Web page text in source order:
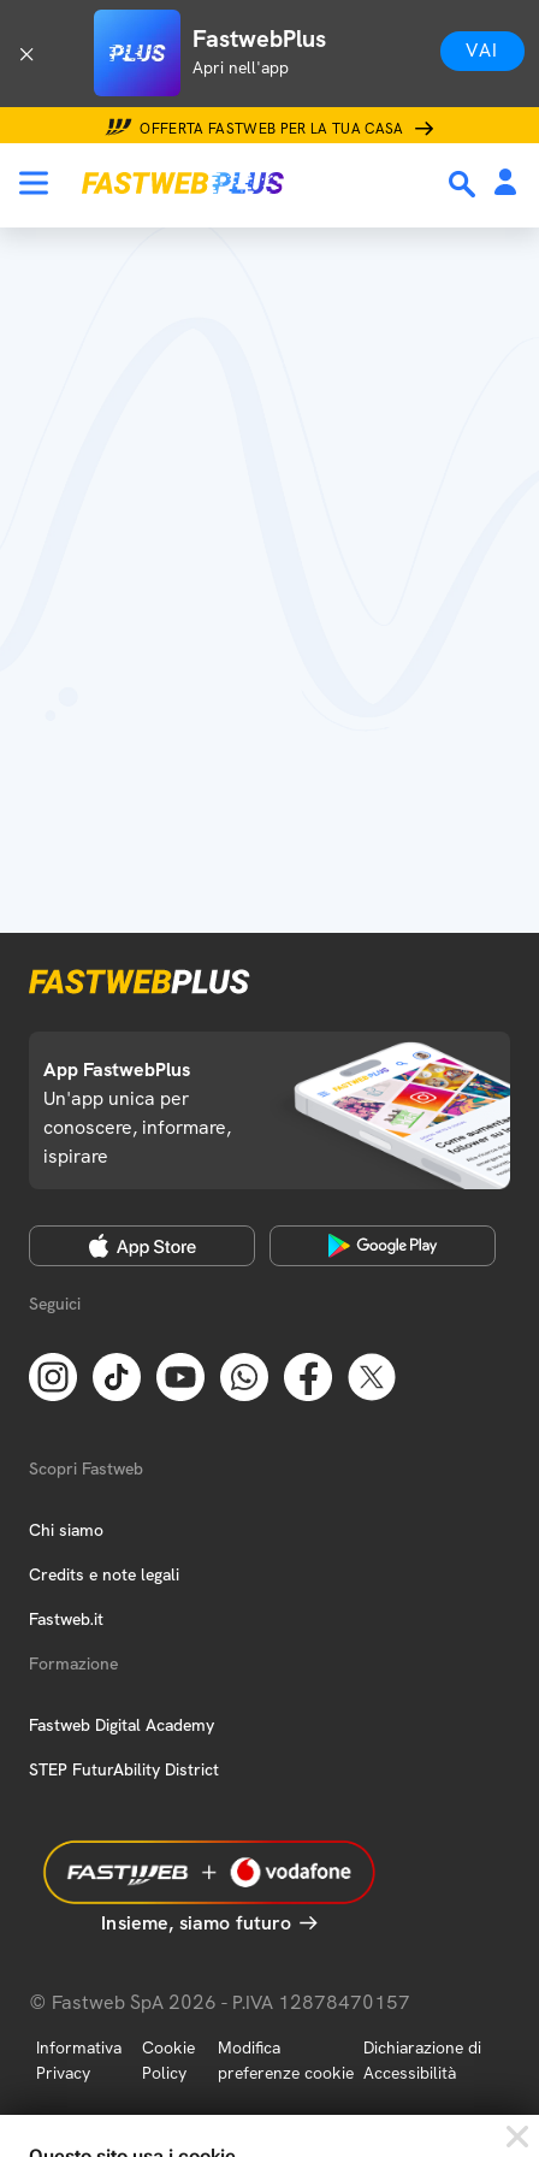
FastwebPlus
Apri nell'app
VAI
OFFERTA FASTWEB PER LA TUA CASA
App FastwebPlus
Un'app unica per
conoscere, informare,
ispirare
Seguici
Scopri Fastweb
Chi siamo
Credits e note legali
Fastweb.it
Formazione
Fastweb Digital Academy
STEP FuturAbility District
Insieme, siamo futuro
© Fastweb SpA 2026 - P.IVA 12878470157
Informativa
Privacy
Cookie
Policy
Modifica
preferenze cookie
Dichiarazione di
Accessibilità